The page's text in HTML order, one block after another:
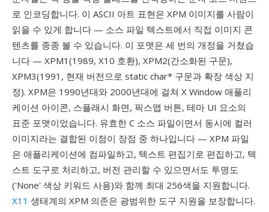
로 인코딩합니다. 이 ASCII 아트 표현은 XPM 이미지를 사람이
읽을 수 있게 합니다 — 소스 파일 텍스트에서 직접 이미지 콘
텐츠를 종종 볼 수 있습니다. 이 포맷은 세 번의 개정을 거쳤습
니다 — XPM1(1989, X10 호환), XPM2(간소화된 구문),
XPM3(1991, 현재 버전으로 static char* 구문과 확장 색상 지
정). XPM은 1990년대와 2000년대에 걸쳐 X Window 애플리
케이션 아이콘, 스플래시 화면, 픽스맵 버튼, 테마 UI 요소의
표준 포맷이었습니다. 유효한 C 소스 파일이면서 동시에 컬러
이미지라는 결합된 이점이 장점 중 하나입니다 — XPM 파일
은 애플리케이션에 컴파일하고, 텍스트 편집기로 편집하고, 텍
스트 도구로 처리하고, 버전 관리할 수 있으면서도 투명도
('None' 색상 키워드 사용)와 함께 최대 256색을 지원합니다.
X11 생태계의 XPM 의존은 광범위한 도구 지원을 보장합니다.